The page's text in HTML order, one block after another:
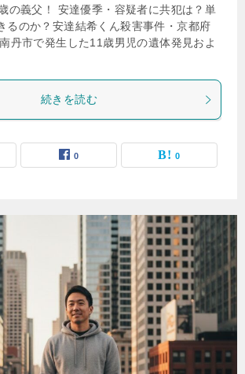
の義父！ 安達優季・容疑者に共犯は？単
るのか？安達結希くん殺害事件・京都府
丹市で発生した11歳男児の遺体発見およ
続きを読む
0 0